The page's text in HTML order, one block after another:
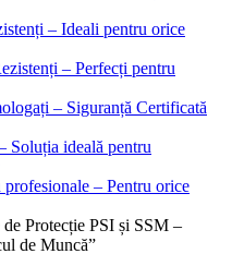
– Ideali pentru orice
– Perfecți pentru
– Siguranță Certificată
Soluția ideală pentru
– Pentru orice